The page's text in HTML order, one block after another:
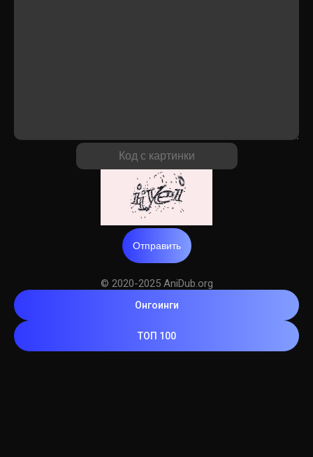
Отправить
© 2020-2025 AniDub.org
Онгоинги
ТОП 100